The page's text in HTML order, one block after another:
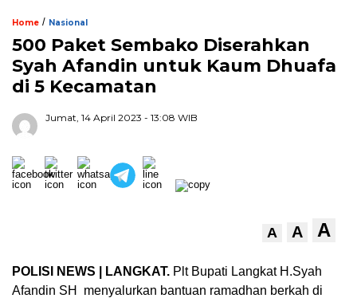
Home / Nasional
500 Paket Sembako Diserahkan
Syah Afandin untuk Kaum Dhuafa
di 5 Kecamatan
Jumat, 14 April 2023 - 13:08 WIB
A A A
POLISI NEWS | LANGKAT. Plt Bupati Langkat H.Syah
Afandin SH menyalurkan bantuan ramadhan berkah di